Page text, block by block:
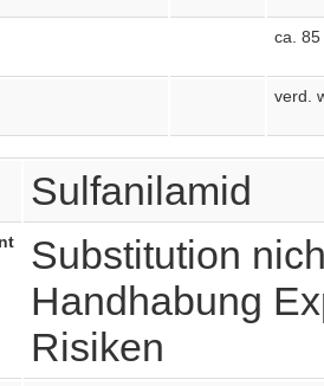
ca. 85
verd.
Sulfanilamid
Substitution
Handhabung
Risiken